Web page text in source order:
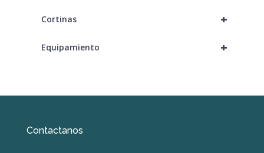
+
Cortinas
+
Equipamiento
Contactanos